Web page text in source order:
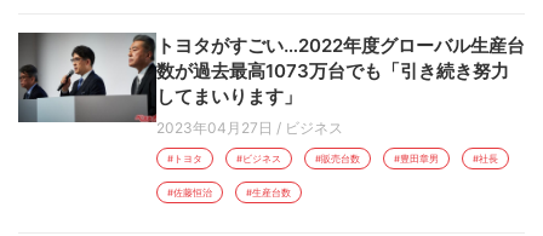
トヨタがすごい…2022年度グローバル生産台
数が過去最高1073万台でも「引き続き努力
してまいります」
2023年04月27日 / ビジネス
#トヨタ #ビジネス #販売台数 #豊田章男 #社長
#佐藤恒治 #生産台数